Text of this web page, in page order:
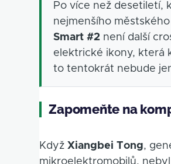
Po více než desetiletí,
nejmenšího
Smart #2 není další
elektrické ikony, která
to tentokrát nebude
Zapomeňte na
KdyžXiangbei Tong,